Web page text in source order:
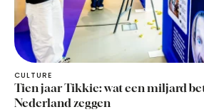
CULTURE
Tien jaar Tikkie: wat een miljard
Nederland zeggen